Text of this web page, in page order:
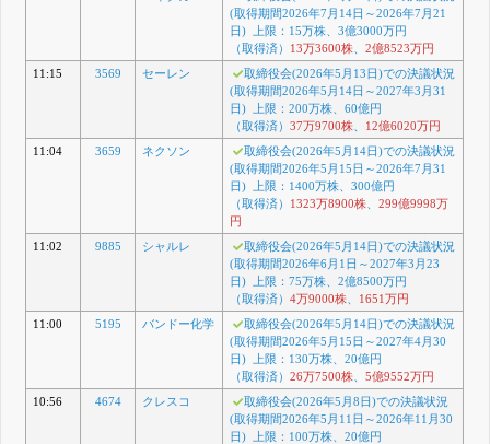
(取得期間2026年7月14日～2026年7月21
日) 上限：15万株、3億3000万円
（取得済）
13万3600株、 2億8523万円
11:15
3569 セーレン
取締役会(2026年5月13日)での決議状況
(取得期間2026年5月14日～2027年3月31
日) 上限：200万株、60億円
（取得済） 37万9700株、
12億6020万円
11:04
3659 ネクソン
取締役会(2026年5月14日)での決議状況
(取得期間2026年5月15日～2026年7月31
日) 上限：1400万株、300億円
（取得済）
1323万8900株、 299億9998万
円
11:02
9885 シャルレ
取締役会(2026年5月14日)での決議状況
(取得期間2026年6月1日～2027年3月23
日) 上限：75万株、2億8500万円
（取得済） 4万9000株、
1651万円
11:00
5195 バンドー化学
取締役会(2026年5月14日)での決議状況
(取得期間2026年5月15日～2027年4月30
日) 上限：130万株、20億円
（取得済） 26万7500株、 5億9552万円
10:56
4674 クレスコ
取締役会(2026年5月8日)での決議状況
(取得期間2026年5月11日～2026年11月30
日) 上限：100万株、20億円